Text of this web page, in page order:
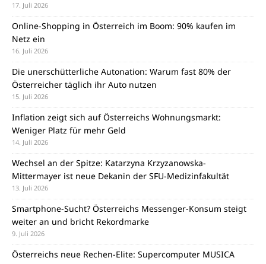
17. Juli 2026
Online-Shopping in Österreich im Boom: 90% kaufen im
Netz ein
16. Juli 2026
Die unerschütterliche Autonation: Warum fast 80% der
Österreicher täglich ihr Auto nutzen
15. Juli 2026
Inflation zeigt sich auf Österreichs Wohnungsmarkt:
Weniger Platz für mehr Geld
14. Juli 2026
Wechsel an der Spitze: Katarzyna Krzyzanowska-
Mittermayer ist neue Dekanin der SFU-Medizinfakultät
13. Juli 2026
Smartphone-Sucht? Österreichs Messenger-Konsum steigt
weiter an und bricht Rekordmarke
9. Juli 2026
Österreichs neue Rechen-Elite: Supercomputer MUSICA